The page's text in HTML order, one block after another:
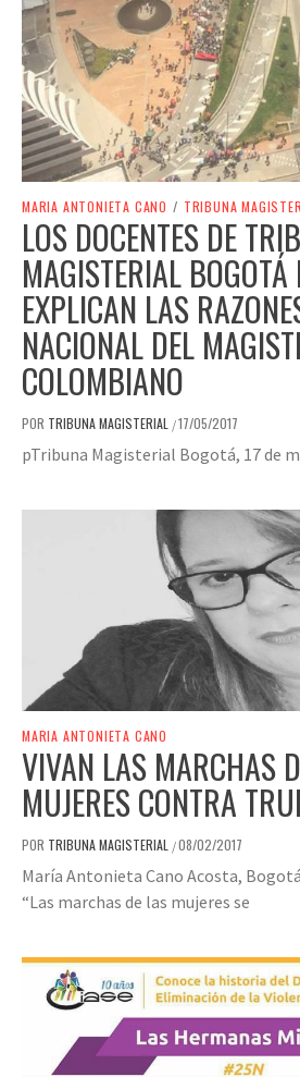
MARIA ANTONIETA CANO / TRIBUNA
LOS DOCENTES DE
MAGISTERIAL BOGOTÁ
EXPLICAN LAS
NACIONAL DEL
COLOMBIANO
POR TRIBUNA MAGISTERIAL /17/05/2017
pTribuna Magisterial Bogotá, 17 de
MARIA ANTONIETA CANO
VIVAN LAS MARCHAS
MUJERES CONTRA
POR TRIBUNA MAGISTERIAL /08/02/2017
María Antonieta Cano Acosta,
“Las marchas de las mujeres se